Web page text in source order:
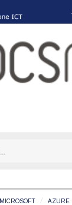
MICROSOFT AZURE